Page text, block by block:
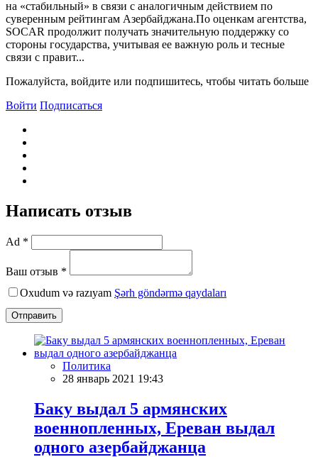
на «стабильный» в связи с аналогичным действием по
суверенным рейтингам Азербайджана.По оценкам агентства,
SOCAR продолжит получать значительную поддержку со
стороны государства, учитывая ее важную роль и тесные
связи с правит...
Пожалуйста, войдите или подпишитесь, чтобы читать больше
Войти Подписаться
Написать отзыв
Ad *
Ваш отзыв *
Oxudum və razıyam Şərh göndərmə qaydaları
Отправить
Политика
28 январь 2021 19:43
Баку выдал 5 армянских
военнопленных, Ереван выдал
одного азербайджанца